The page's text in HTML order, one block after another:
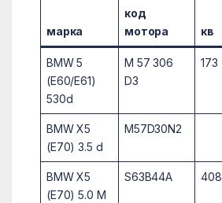
марка
код
мотора
кв
BMW 5
(E60/E61)
530d
M 57 306
D3
173
BMW X5
(E70) 3.5 d
M57D30N2
BMW X5
(E70) 5.0 M
S63B44A 408